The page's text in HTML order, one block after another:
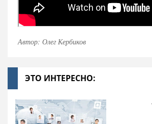
Автор: Олег Кербиков
ЭТО ИНТЕРЕСНО: